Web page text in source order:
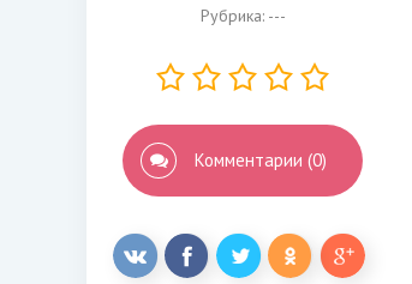
Рубрика: ---
Комментарии (0)